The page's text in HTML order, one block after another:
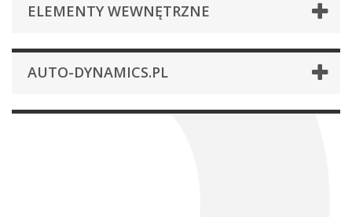
ELEMENTY WEWNĘTRZNE
AUTO-DYNAMICS.PL